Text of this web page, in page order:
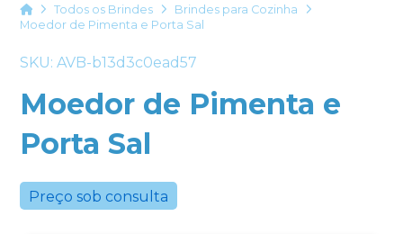
HomeTodos os Brindes
Brindes para Cozinha
Moedor de Pimenta e Porta Sal
SKU: AVB-b13d3c0ead57
Moedor de Pimenta e
Porta Sal
Preço sob consulta
+55